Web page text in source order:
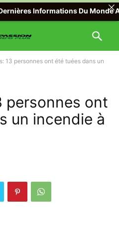
13 personnes ont été tuées dans un
personnes ont
un incendie à
Informations Du Monde